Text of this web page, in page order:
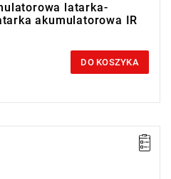
latarka-
akumulatorowa IR
DO KOSZYKA